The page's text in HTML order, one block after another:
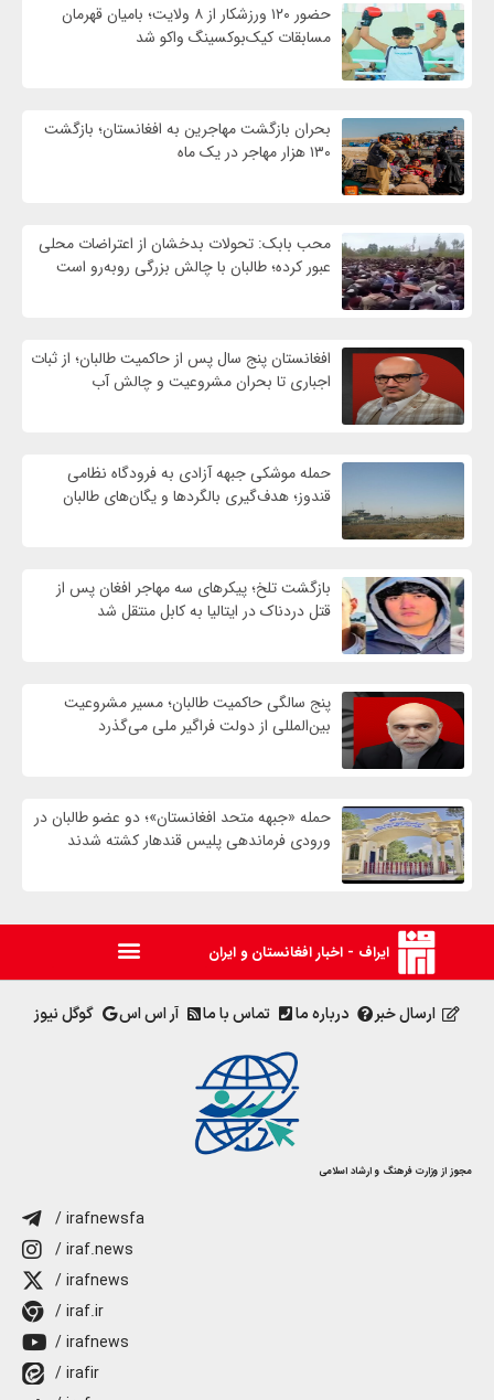
حضور ۱۲۰ ورزشکار از ۸ ولایت؛ بامیان قهرمان
مسابقات کیک‌بوکسینگ واکو شد
بحران بازگشت مهاجرین به افغانستان؛ بازگشت
۱۳۰ هزار مهاجر در یک ماه
محب بابک: تحولات بدخشان از اعتراضات محلی
عبور کرده؛ طالبان با چالش بزرگی روبه‌رو است
افغانستان پنج سال پس از حاکمیت طالبان؛ از ثبات
اجباری تا بحران مشروعیت و چالش آب
حمله موشکی جبهه آزادی به فرودگاه نظامی
قندوز؛ هدف‌گیری بالگردها و یگان‌های طالبان
بازگشت تلخ؛ پیکرهای سه مهاجر افغان پس از
قتل دردناک در ایتالیا به کابل منتقل شد
پنج سالگی حاکمیت طالبان؛ مسیر مشروعیت
بین‌المللی از دولت فراگیر ملی می‌گذرد
حمله «جبهه متحد افغانستان»؛ دو عضو طالبان در
ورودی فرماندهی پلیس قندهار کشته شدند
ایراف - اخبار افغانستان و ایران
ارسال خبر درباره ما تماس با ما آر اس اس گوگل نیوز
مجوز از وزارت فرهنگ و ارشاد اسلامی
/ irafnewsfa
/ iraf.news
/ irafnews
/ iraf.ir
/ irafnews
/ irafir